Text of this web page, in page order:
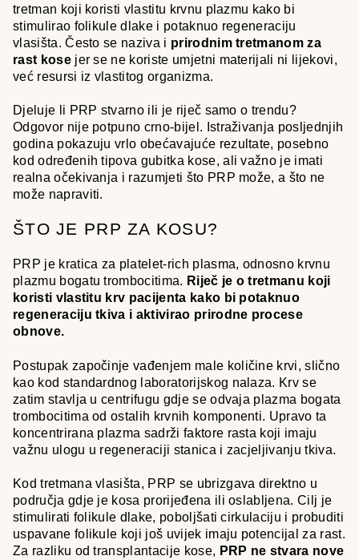
tretman koji koristi vlastitu krvnu plazmu kako bi
stimulirao folikule dlake i potaknuo regeneraciju
vlasišta. Često se naziva i prirodnim tretmanom za
rast kosejer se ne koriste umjetni materijali ni lijekovi,
već resursi iz vlastitog organizma.
Djeluje li PRP stvarno ili je riječ samo o trendu?
Odgovor nije potpuno crno-bijel. Istraživanja posljednjih
godina pokazuju vrlo obećavajuće rezultate, posebno
kod određenih tipova gubitka kose, ali važno je imati
realna očekivanja i razumjeti što PRP može, a što ne
može napraviti.
ŠTO JE PRP ZA KOSU?
PRP je kratica za platelet-rich plasma, odnosno krvnu
plazmu bogatu trombocitima. Riječ je o tretmanu koji
koristi vlastitu krv pacijenta kako bi potaknuo
regeneraciju tkiva i aktivirao prirodne procese
obnove.
Postupak započinje vađenjem male količine krvi, slično
kao kod standardnog laboratorijskog nalaza. Krv se
zatim stavlja u centrifugu gdje se odvaja plazma bogata
trombocitima od ostalih krvnih komponenti. Upravo ta
koncentrirana plazma sadrži faktore rasta koji imaju
važnu ulogu u regeneraciji stanica i zacjeljivanju tkiva.
Kod tretmana vlasišta, PRP se ubrizgava direktno u
područja gdje je kosa prorijeđena ili oslabljena. Cilj je
stimulirati folikule dlake, poboljšati cirkulaciju i probuditi
uspavane folikule koji još uvijek imaju potencijal za rast.
Za razliku od transplantacije kose, PRP ne stvara nove